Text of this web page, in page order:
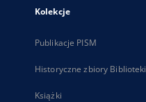
Kolekcje
Publikacje PISM
Historyczne zbiory Biblioteki
Książki